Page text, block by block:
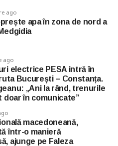
ago
apa în zona de nord a
ago
electrice PESA intră în
București – Constanța.
„Ani la rând, trenurile
doar în comunicate”
macedoneană,
într-o manieră
ajunge pe Faleza